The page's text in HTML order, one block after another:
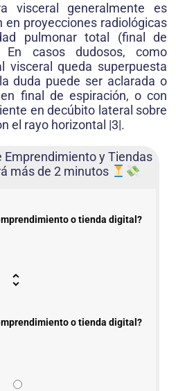
visceral generalmente es
en proyecciones radiológicas
pulmonar total (final de
En casos dudosos, como
visceral queda superpuesta
duda puede ser aclarada o
final de espiración, o con
en decúbito lateral sobre
el rayo horizontal |3|.
Emprendimiento y Tiendas
más de 2 minutos
o tienda digital?
o tienda digital?